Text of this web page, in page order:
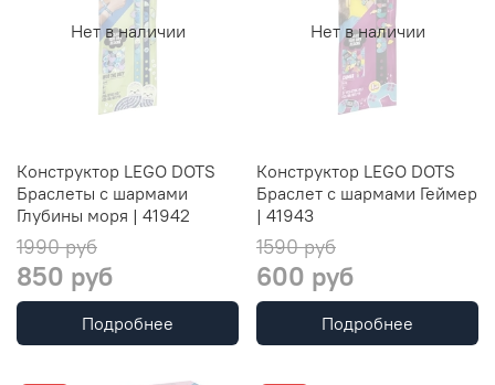
Нет в наличии
Конструктор LEGO DOTS
Браслеты с шармами
Глубины моря | 41942
1990 руб
850 руб
Подробнее
Нет в наличии
Конструктор LEGO DOTS
Браслет с шармами Геймер
| 41943
1590 руб
600 руб
Подробнее